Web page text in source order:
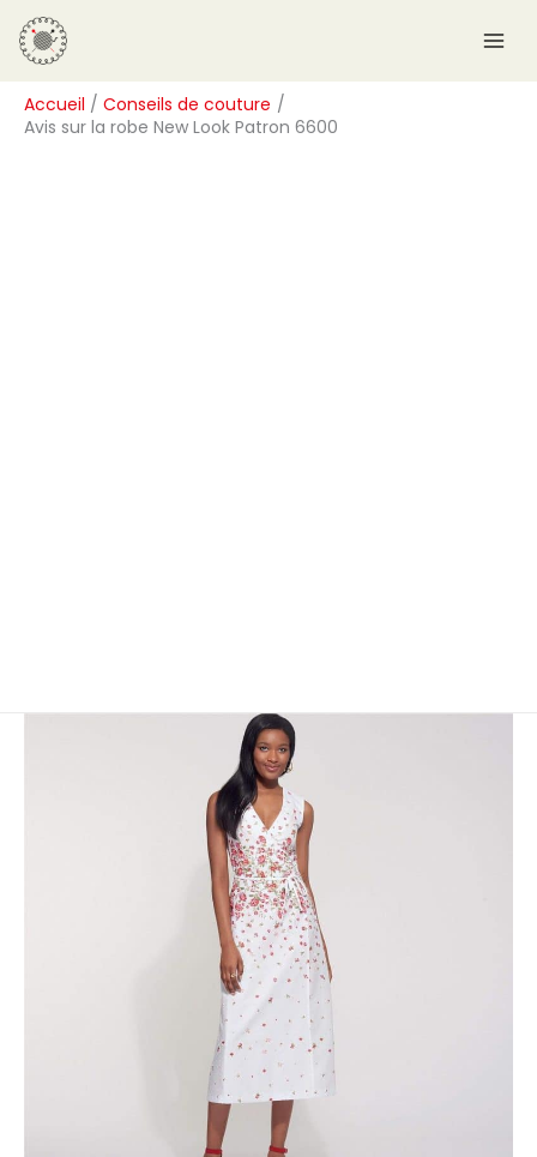
Aller
au
contenu
Accueil
Conseils de couture
Avis sur la robe New Look Patron 6600
R
e
c
h